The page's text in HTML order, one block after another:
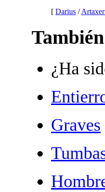
[ Darius /
¿Ha
Graves